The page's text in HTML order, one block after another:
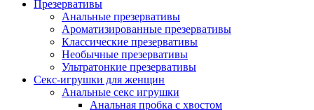
Презервативы
Анальные презервативы
Ароматизированные презервативы
Классические презервативы
Необычные презервативы
Ультратонкие презервативы
Секс-игрушки для женщин
Анальные секс игрушки
Анальная пробка с хвостом